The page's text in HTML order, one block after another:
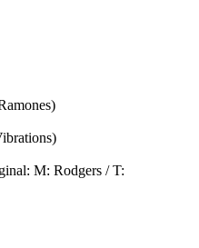
M: Rodgers / T: